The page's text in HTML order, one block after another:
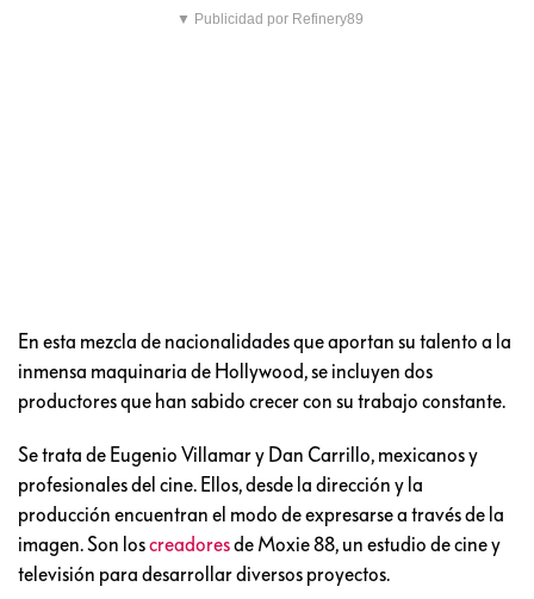
▼ Publicidad por Refinery89
En esta mezcla de nacionalidades que aportan su talento a la
inmensa maquinaria de Hollywood, se incluyen dos
productores que han sabido crecer con su trabajo constante.
Se trata de Eugenio Villamar y Dan Carrillo, mexicanos y
profesionales del cine. Ellos, desde la dirección y la
producción encuentran el modo de expresarse a través de la
imagen. Son loscreadoresde Moxie 88, un estudio de cine y
televisión para desarrollar diversos proyectos.